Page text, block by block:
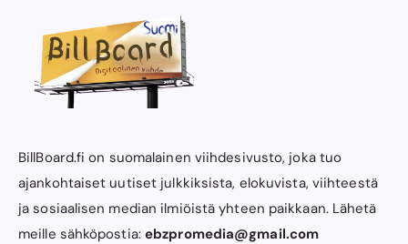
BillBoard.fi on suomalainen viihdesivusto, joka tuo
ajankohtaiset uutiset julkkiksista, elokuvista, viihteestä
ja sosiaalisen median ilmiöistä yhteen paikkaan. Lähetä
meille sähköpostia: ebzpromedia@gmail.com